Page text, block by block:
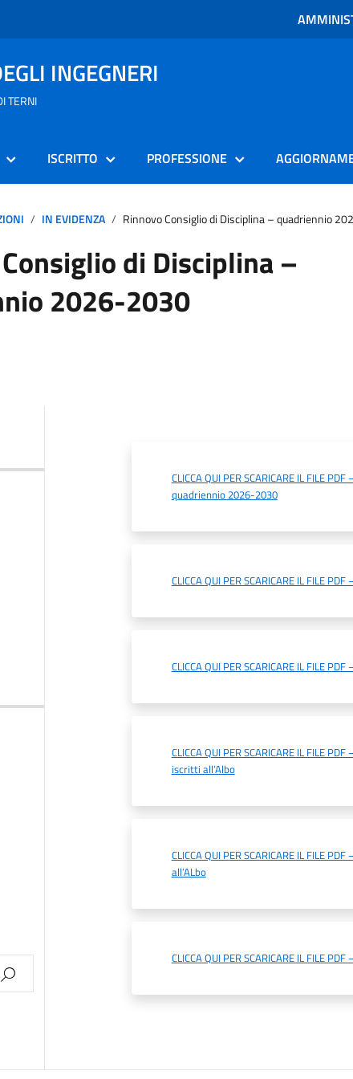
INGEGNERI
TERNI
ISCRITTO PROFESSIONE
IN EVIDENZA Rinnovo Consiglio di Disciplina – quadriennio
di Disciplina –
2026-2030
CLICCA QUI PER SCARICARE IL FILE
quadriennio 2026-2030
CLICCA QUI PER SCARICARE IL FILE
CLICCA QUI PER SCARICARE IL FILE
CLICCA QUI PER SCARICARE IL FILE
iscritti all’Albo
CLICCA QUI PER SCARICARE IL FILE
all’ALbo
CLICCA QUI PER SCARICARE IL FILE